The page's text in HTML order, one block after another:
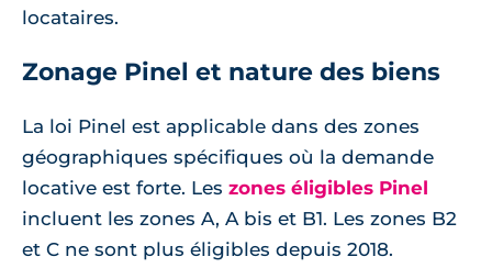
locataires.
Zonage Pinel et nature des biens
La loi Pinel est applicable dans des zones
géographiques spécifiques où la demande
locative est forte. Les zones éligibles Pinel
incluent les zones A, A bis et B1. Les zones B2
et C ne sont plus éligibles depuis 2018.